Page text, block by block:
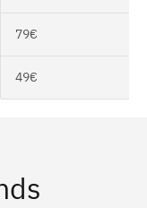
79€
49€